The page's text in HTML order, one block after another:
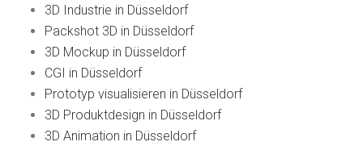
3D Industrie in Düsseldorf
Packshot 3D in Düsseldorf
3D Mockup in Düsseldorf
CGI in Düsseldorf
Prototyp visualisieren in Düsseldorf
3D Produktdesign in Düsseldorf
3D Animation in Düsseldorf